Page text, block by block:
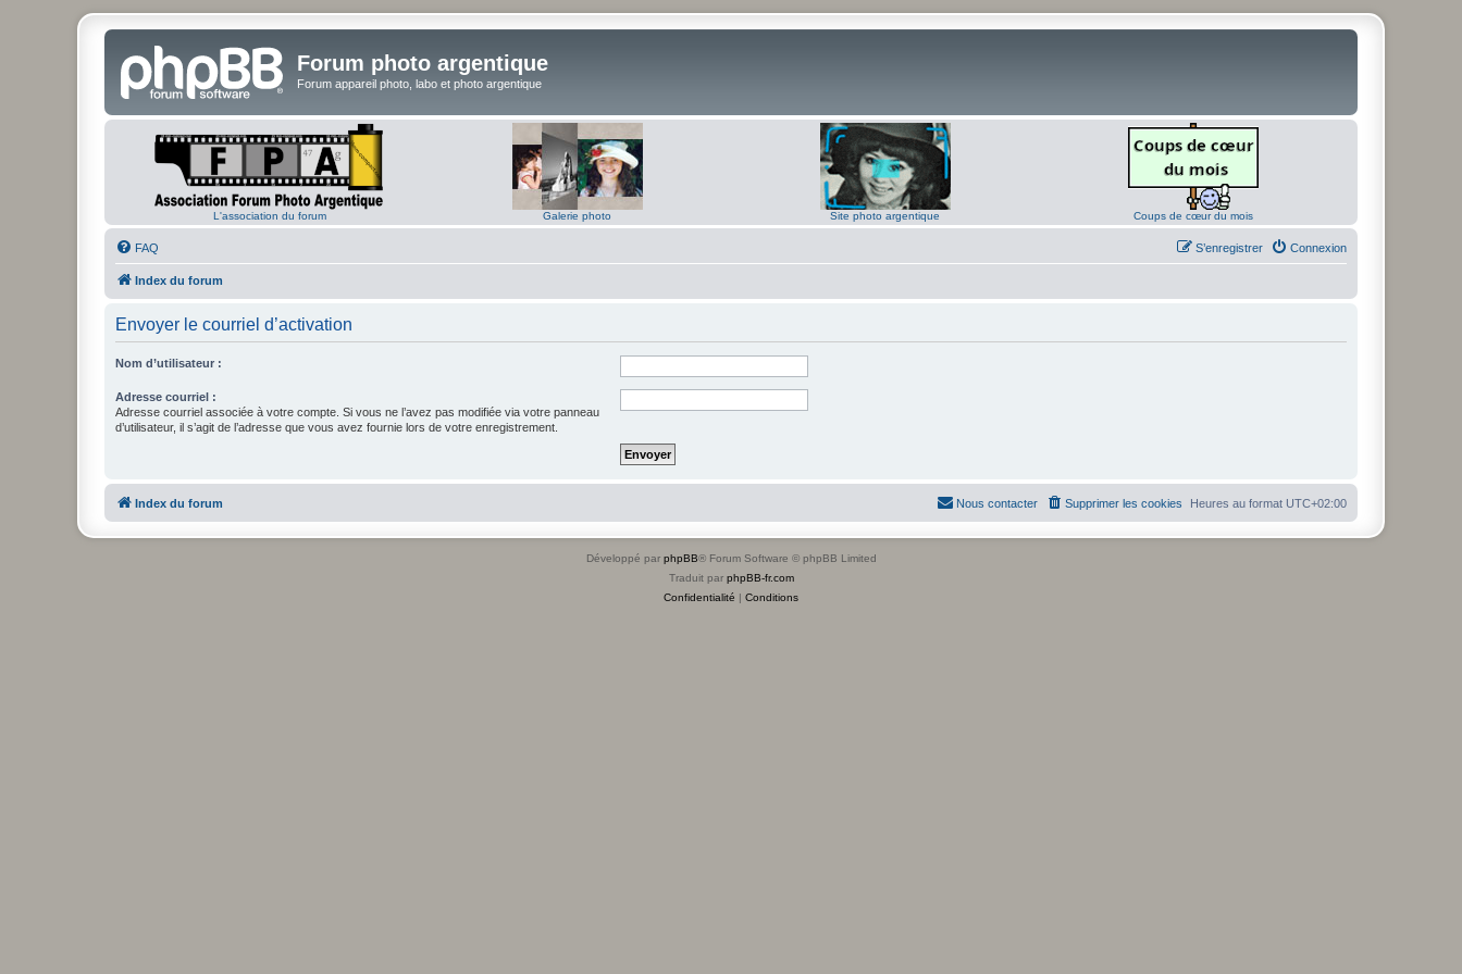
Forum photo argentique
Forum appareil photo, labo et photo argentique
L'association du forum Galerie photo Site photo argentique Coups de cœur du mois
FAQ Connexion
S’enregistrer
Index du forum
Envoyer le courriel d’activation
Nom d’utilisateur :
Adresse courriel :
Adresse courriel associée à votre compte. Si vous ne l’avez pas modifiée via votre panneau
d’utilisateur, il s’agit de l’adresse que vous avez fournie lors de votre enregistrement.
Index du forum Heures au format UTC+02:00
Supprimer les cookies
Nous contacter
Développé par phpBB® Forum Software © phpBB Limited
Traduit par phpBB-fr.com
Confidentialité | Conditions